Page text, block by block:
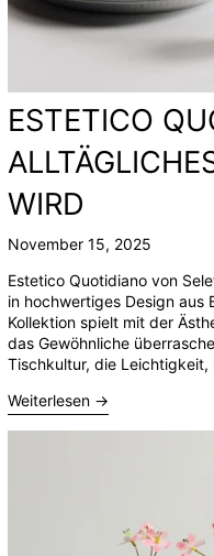
ESTETICO
WIRD
November 15, 2025
Estetico Quotidiano von
in hochwertiges Design aus
Kollektion spielt mit der
das Gewöhnliche
Tischkultur, die
Weiterlesen →